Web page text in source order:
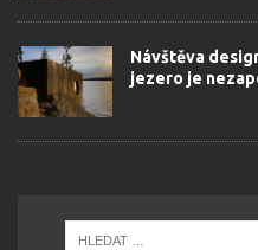
Návštěva
jezero je